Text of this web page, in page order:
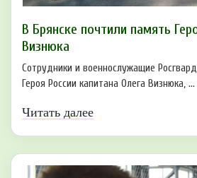
В Брянске почтили память
Визнюка
Сотрудники и военнослужащие
Героя России капитана Олега Визнюка, ...
Читать далее